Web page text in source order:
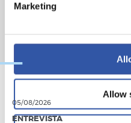
Marketing
Allow
05/08/2026
ENTREVISTA